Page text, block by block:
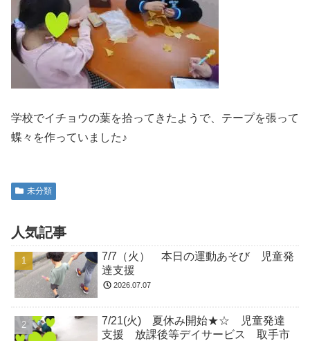
学校でイチョウの葉を拾ってきたようで、テープを張って
蝶々を作っていました♪
未分類
人気記事
7/7（火） 本日の運動あそび 児童発
達支援
2026.07.07
7/21(火) 夏休み開始★☆ 児童発達
支援 放課後等デイサービス 取手市